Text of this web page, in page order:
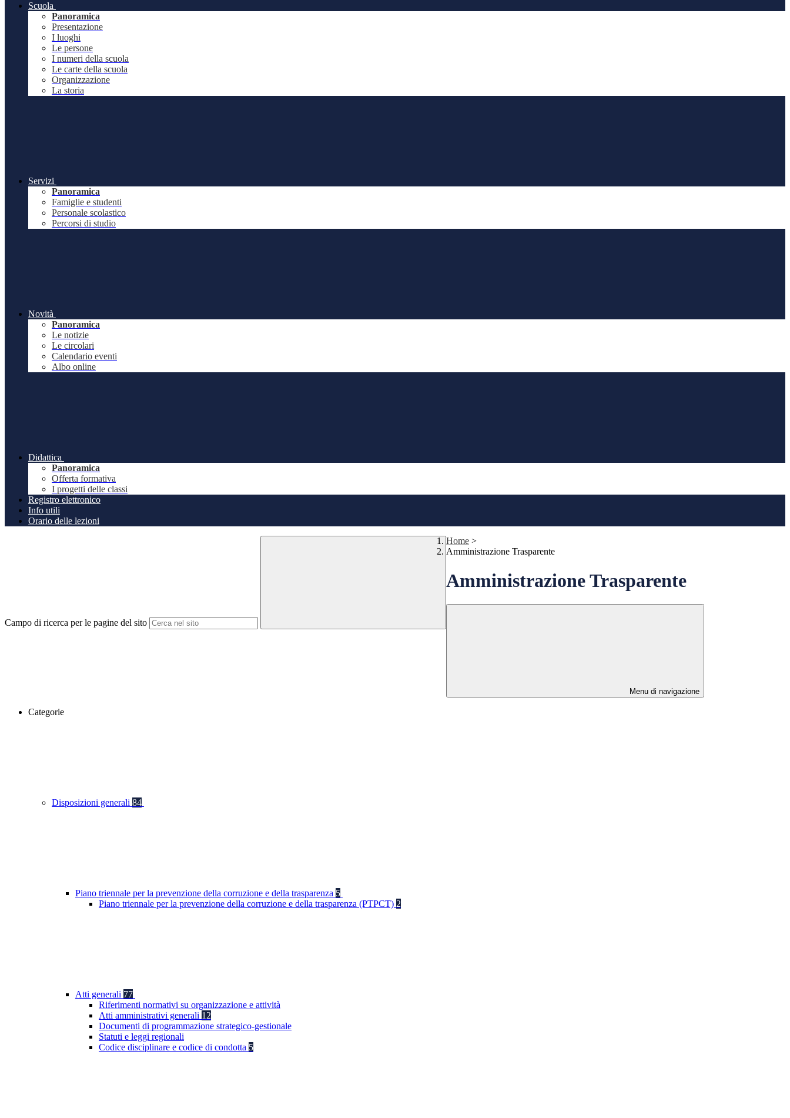
Scuola
Panoramica
Presentazione
I luoghi
Le persone
I numeri della scuola
Le carte della scuola
Organizzazione
La storia
Servizi
Panoramica
Famiglie e studenti
Personale scolastico
Percorsi di studio
Novità
Panoramica
Le notizie
Le circolari
Calendario eventi
Albo online
Didattica
Panoramica
Offerta formativa
I progetti delle classi
Registro elettronico
Info utili
Orario delle lezioni
Campo di ricerca per le pagine del sito
Home >
Amministrazione Trasparente
Amministrazione Trasparente
Menu di navigazione
Categorie
Disposizioni generali 84
Piano triennale per la prevenzione della corruzione e della trasparenza 5
Piano triennale per la prevenzione della corruzione e della trasparenza (PTPCT) 2
Atti generali 77
Riferimenti normativi su organizzazione e attività
Atti amministrativi generali 12
Documenti di programmazione strategico-gestionale
Statuti e leggi regionali
Codice disciplinare e codice di condotta 5